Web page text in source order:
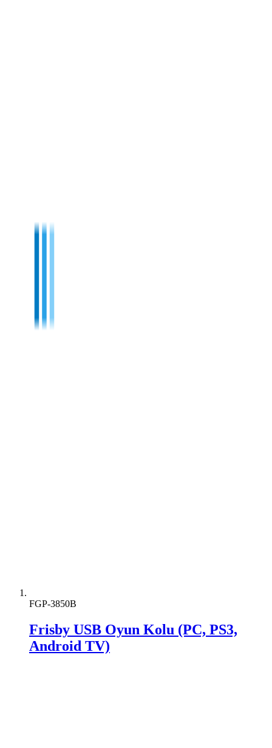
FGP-3850B
Frisby USB Oyun Kolu (PC, PS3,
Android TV)